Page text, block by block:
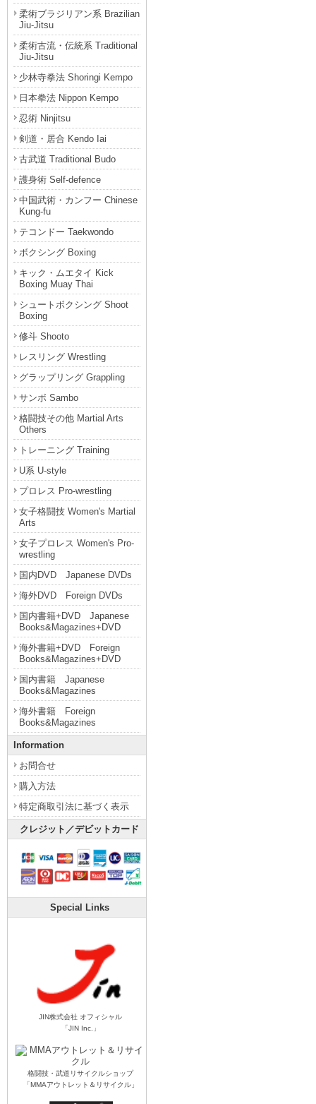
柔術ブラジリアン系 Brazilian
Jiu-Jitsu
柔術古流・伝統系 Traditional
Jiu-Jitsu
少林寺拳法 Shoringi Kempo
日本拳法 Nippon Kempo
忍術 Ninjitsu
剣道・居合 Kendo Iai
古武道 Traditional Budo
護身術 Self-defence
中国武術・カンフー Chinese
Kung-fu
テコンドー Taekwondo
ボクシング Boxing
キック・ムエタイ Kick
Boxing Muay Thai
シュートボクシング Shoot
Boxing
修斗 Shooto
レスリング Wrestling
グラップリング Grappling
サンボ Sambo
格闘技その他 Martial Arts
Others
トレーニング Training
U系 U-style
プロレス Pro-wrestling
女子格闘技 Women's Martial
Arts
女子プロレス Women's Pro-
wrestling
国内DVD Japanese DVDs
海外DVD Foreign DVDs
国内書籍+DVD Japanese
Books&Magazines+DVD
海外書籍+DVD Foreign
Books&Magazines+DVD
国内書籍 Japanese
Books&Magazines
海外書籍 Foreign
Books&Magazines
Information
お問合せ
購入方法
特定商取引法に基づく表示
クレジット／デビットカード
Special Links
JIN株式会社 オフィシャル
「JIN Inc.」
格闘技・武道リサイクルショップ
「MMAアウトレット＆リサイクル」